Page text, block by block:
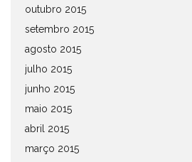
outubro 2015
setembro 2015
agosto 2015
julho 2015
junho 2015
maio 2015
abril 2015
março 2015